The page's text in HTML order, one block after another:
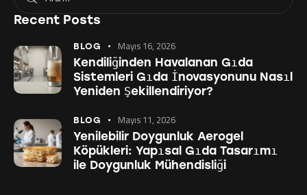
Recent Posts
BLOG Mayıs 16, 2026
Kendiliğinden Havalanan Gıda
Sistemleri Gıda İnovasyonunu Nasıl
Yeniden Şekillendiriyor?
BLOG Mayıs 11, 2026
Yenilebilir Doygunluk Aerogel
Köpükleri: Yapısal Gıda Tasarımı
ile Doygunluk Mühendisliği